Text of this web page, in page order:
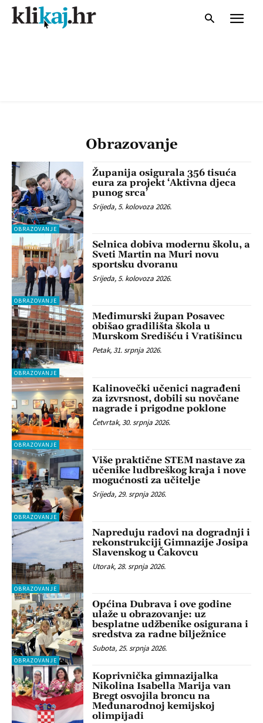
Obrazovanje
OBRAZOVANJE
Županija osigurala 356 tisuća
eura za projekt ‘Aktivna djeca
punog srca’
Srijeda, 5. kolovoza 2026.
OBRAZOVANJE
Selnica dobiva modernu školu, a
Sveti Martin na Muri novu
sportsku dvoranu
Srijeda, 5. kolovoza 2026.
OBRAZOVANJE
Međimurski župan Posavec
obišao gradilišta škola u
Murskom Središću i Vratišincu
Petak, 31. srpnja 2026.
OBRAZOVANJE
Kalinovečki učenici nagrađeni
za izvrsnost, dobili su novčane
nagrade i prigodne poklone
Četvrtak, 30. srpnja 2026.
OBRAZOVANJE
Više praktične STEM nastave za
učenike ludbreškog kraja i nove
mogućnosti za učitelje
Srijeda, 29. srpnja 2026.
OBRAZOVANJE
Napreduju radovi na dogradnji i
rekonstrukciji Gimnazije Josipa
Slavenskog u Čakovcu
Utorak, 28. srpnja 2026.
OBRAZOVANJE
Općina Dubrava i ove godine
ulaže u obrazovanje: uz
besplatne udžbenike osigurana i
sredstva za radne bilježnice
Subota, 25. srpnja 2026.
Koprivnička gimnazijalka
Nikolina Isabella Marija van
Bregt osvojila broncu na
Međunarodnoj kemijskoj
olimpijadi